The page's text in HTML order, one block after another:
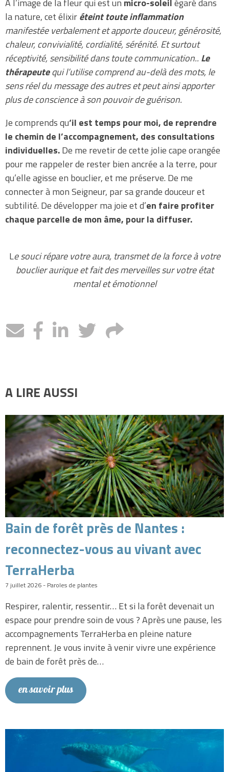
A l’image de la fleur qui est un micro-soleilégaré dans
la nature, cet élixiréteint toute inflammation
manifestée verbalement et apporte douceur, générosité,
chaleur, convivialité, cordialité, sérénité. Et surtout
réceptivité, sensibilité dans toute communication.. Le
thérapeutequi l’utilise comprend au-delà des mots, le
sens réel du message des autres et peut ainsi apporter
plus de conscience à son pouvoir de guérison.
Je comprends qu‘il est temps pour moi, de reprendre
le chemin de l’accompagnement, des consultations
individuelles.De me revetir de cette jolie cape orangée
pour me rappeler de rester bien ancrée a la terre, pour
qu’elle agisse en bouclier, et me préserve. De me
connecter à mon Seigneur, par sa grande douceur et
subtilité. De développer ma joie et d’en faire profiter
chaque parcelle de mon âme, pour la diffuser.
Le souci répare votre aura, transmet de la force à votre
bouclier aurique et fait des merveilles sur votre état
mental et émotionnel
A LIRE AUSSI
Bain de forêt près de Nantes :
reconnectez-vous au vivant avec
TerraHerba
7 juillet 2026 - Paroles de plantes
Respirer, ralentir, ressentir… Et si la forêt devenait un
espace pour prendre soin de vous ? Après une pause, les
accompagnements TerraHerba en pleine nature
reprennent. Je vous invite à venir vivre une expérience
de bain de forêt près de…
en savoir plus